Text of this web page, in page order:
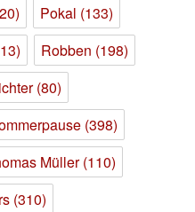
Pokal (133)
Robben (198)
(80)
(398)
Müller(110)
(310)